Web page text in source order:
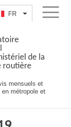
FR Lister lesMenu
de la
routière
mensuels et
en métropole et